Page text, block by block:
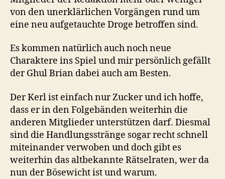
von den unerklärlichen Vorgängen rund um
eine neu aufgetauchte Droge betroffen sind.
Es kommen natürlich auch noch neue
Charaktere ins Spiel und mir persönlich gefällt
der Ghul Brian dabei auch am Besten.
Der Kerl ist einfach nur Zucker und ich hoffe,
dass er in den Folgebänden weiterhin die
anderen Mitglieder unterstützen darf. Diesmal
sind die Handlungsstränge sogar recht schnell
miteinander verwoben und doch gibt es
weiterhin das altbekannte Rätselraten, wer da
nun der Bösewicht ist und warum.